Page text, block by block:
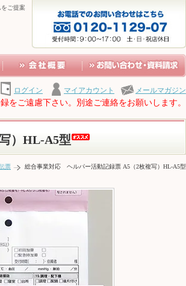
ご提案
ログイン マイアカウント メールマガジン
をご遠慮下さい。別途ご連絡をお願いします。
）HL-A5型
票 総合事業対応 ヘルパー活動記録票 A5（2枚複写）HL-A5型